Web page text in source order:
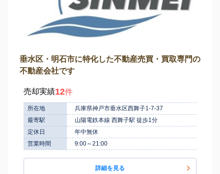
垂水区・明石市に特化した不動産売買・買取専門の
不動産会社です
売却実績12件
所在地
兵庫県神戸市垂水区西舞子1-7-37
最寄駅
山陽電鉄本線 西舞子駅 徒歩1分
定休日
年中無休
営業時間
9:00～21:00
詳細を見る